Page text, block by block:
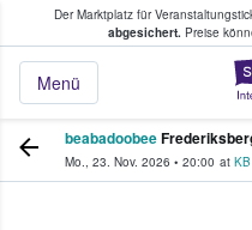
Der Marktplatz für
abgesichert.Preise
Menü
Tickets kaufen
beabadoobee
Mo., 23. Nov. 2026 • 20:00 at